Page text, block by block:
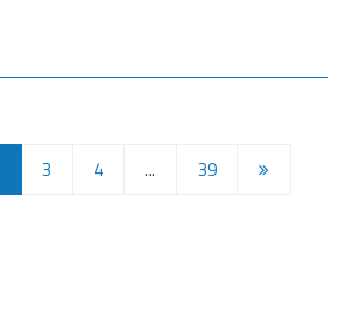
3 4 ... 39
Page